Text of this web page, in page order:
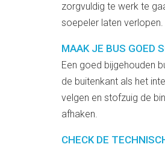
zorgvuldig te werk te
soepeler laten
MAAK JE BUS GOED
Een goed bijgehouden
de buitenkant als het
velgen en stofzuig de
afhaken.
CHECK DE